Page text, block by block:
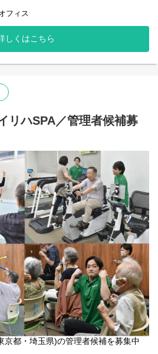
、ヘルパーへの指導・育成、
店舗運営業務全般を担当いただきま
ポジションです。
ニタリング
、育成、管理、同行訪問
（全体の2～3割）
フィス
しくはこちら
リハSPA／管理者候補募
京都・埼玉県)の管理者候補を募集中